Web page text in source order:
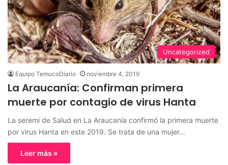
Uncategorized
Equipo TemucoDiario noviembre 4, 2019
La Araucanía: Confirman primera
muerte por contagio de virus Hanta
La seremi de Salud en La Araucanía confirmó la primera muerte
por virus Hanta en este 2019. Se trata de una mujer…
Leer más »